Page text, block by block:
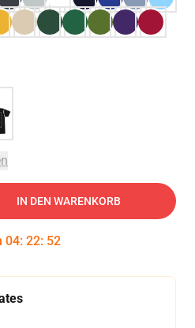
IN DEN WARENKORB
04: 22: 52